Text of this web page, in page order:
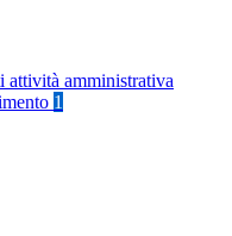
attività amministrativa
1